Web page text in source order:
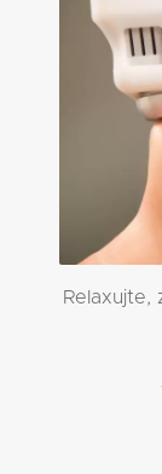
Relaxujte,